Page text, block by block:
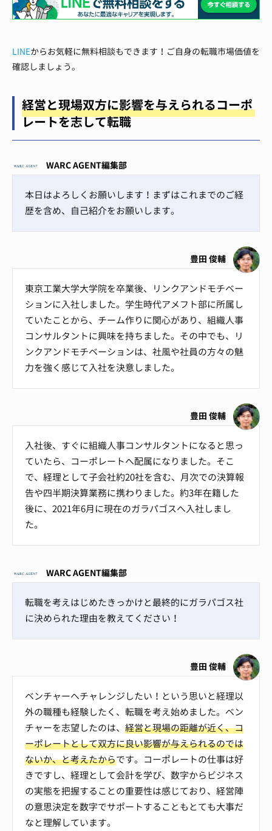
LINEからお気軽に無料相談もできます！ご自身の転職市場価値を
確認しましょう。
経営と現場双方に影響を与えられるコーポ
レートを志して転職
WARC AGENT編集部
本日はよろしくお願いします！まずはこれまでのご経
歴を含め、自己紹介をお願いします。
豊田 俊輔
東京工業大学大学院を卒業後、リンクアンドモチベー
ションに入社しました。学生時代アメフト部に所属し
ていたことから、チーム作りに関心があり、組織人事
コンサルタントに興味を持ちました。その中でも、リ
ンクアンドモチベーションは、社風や社員の方々の魅
力を強く感じて入社を決意しました。
豊田 俊輔
入社後、すぐに組織人事コンサルタントになると思っ
ていたら、コーポレートへ配属になりました。そこ
で、経理として子会社約20社を含む、月次での決算報
告や四半期決算業務に携わりました。約3年在籍した
後に、2021年6月に現在のガラパゴスへ入社しまし
た。
WARC AGENT編集部
転職を考えはじめたきっかけと最終的にガラパゴス社
に決められた理由を教えてください！
豊田 俊輔
ベンチャーへチャレンジしたい！という思いと経理以
外の職種も経験したく、転職を考え始めました。ベン
チャーを志望したのは、 経営と現場の距離が近く、コ
ーポレートとして双方に良い影響が与えられるのでは
ないか、と考えたからです。コーポレートの仕事は好
きですし、経理として会計を学び、数字からビジネス
の実態を把握することの重要性は感じており、経営陣
の意思決定を数字でサポートすることもとても大事だ
なと理解しています。